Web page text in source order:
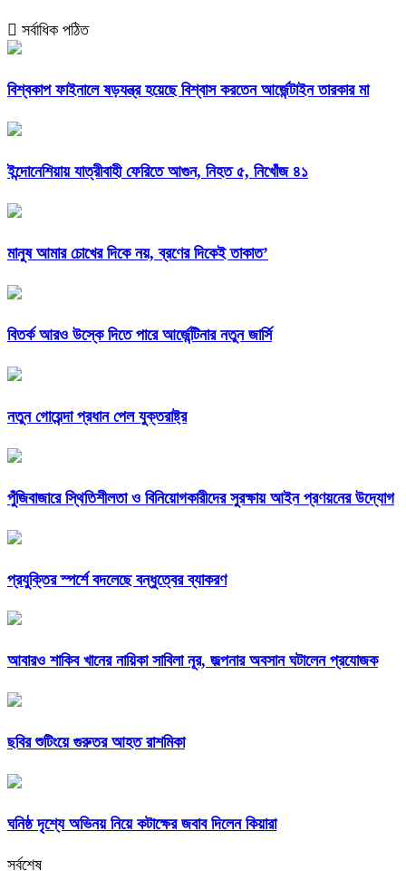
সর্বাধিক পঠিত
বিশ্বকাপ ফাইনালে ষড়যন্ত্র হয়েছে বিশ্বাস করতেন আর্জেন্টাইন তারকার মা
ইন্দোনেশিয়ায় যাত্রীবাহী ফেরিতে আগুন, নিহত ৫, নিখোঁজ ৪১
মানুষ আমার চোখের দিকে নয়, ব্রণের দিকেই তাকাত’
বিতর্ক আরও উস্কে দিতে পারে আর্জেন্টিনার নতুন জার্সি
নতুন গোয়েন্দা প্রধান পেল যুক্তরাষ্ট্র
পুঁজিবাজারে স্থিতিশীলতা ও বিনিয়োগকারীদের সুরক্ষায় আইন প্রণয়নের উদ্যোগ
প্রযুক্তির স্পর্শে বদলেছে বন্ধুত্বের ব্যাকরণ
আবারও শাকিব খানের নায়িকা সাবিলা নূর, জল্পনার অবসান ঘটালেন প্রযোজক
ছবির শুটিংয়ে গুরুতর আহত রাশমিকা
ঘনিষ্ঠ দৃশ্যে অভিনয় নিয়ে কটাক্ষের জবাব দিলেন কিয়ারা
সর্বশেষ